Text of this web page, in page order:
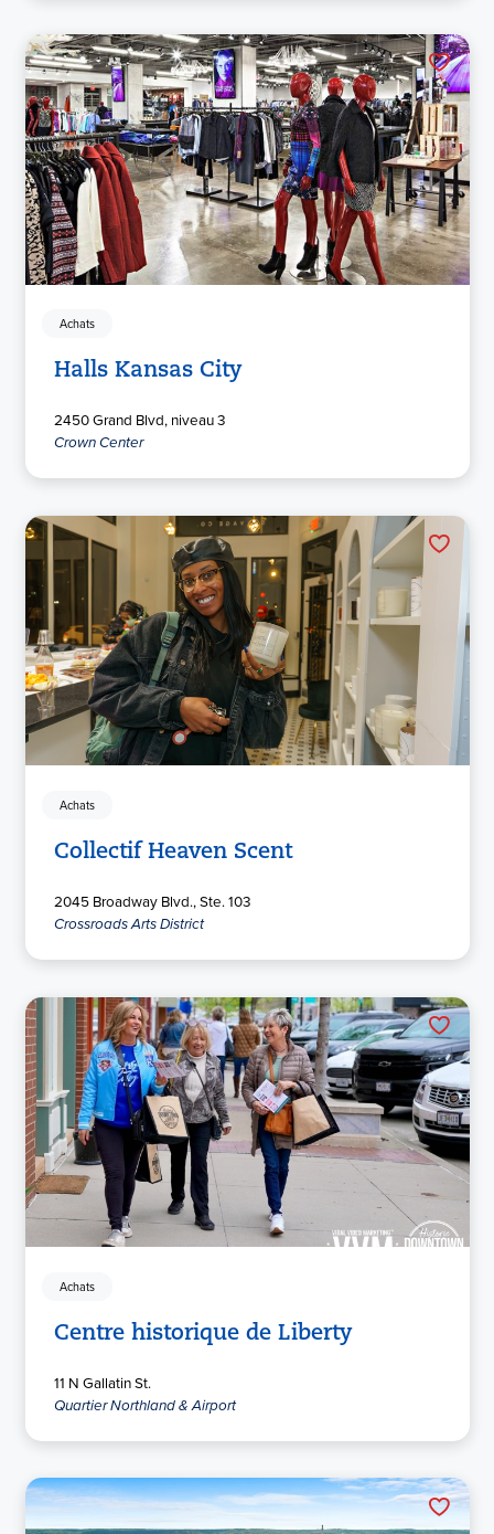
Achats
Halls Kansas City
2450 Grand Blvd, niveau 3
Crown Center
Achats
Collectif Heaven Scent
2045 Broadway Blvd., Ste. 103
Crossroads Arts District
Achats
Centre historique de Liberty
11 N Gallatin St.
Quartier Northland & Airport